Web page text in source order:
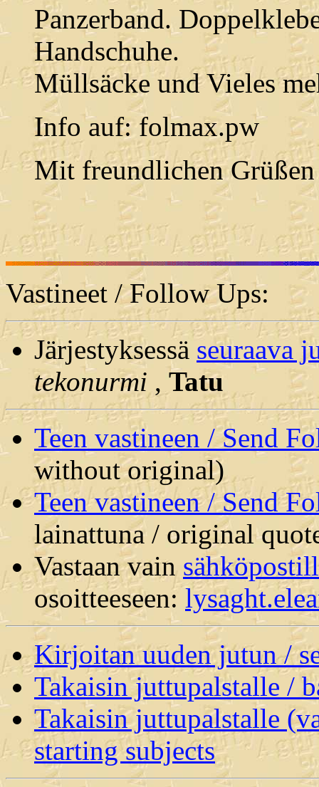
Panzerband.
Handschuhe.
Müllsäcke und Vieles
Info auf: folmax.pw
Mit freundlichen Grüßen
Vastineet / Follow Ups:
Järjestyksessä seuraava
tekonurmi , Tatu
Teen vastineen / Send
without original)
Teen vastineen / Send
lainattuna / original
Vastaan vain
osoitteeseen:
Kirjoitan uuden jutun /
Takaisin juttupalstalle /
Takaisin juttupalstalle
starting subjects